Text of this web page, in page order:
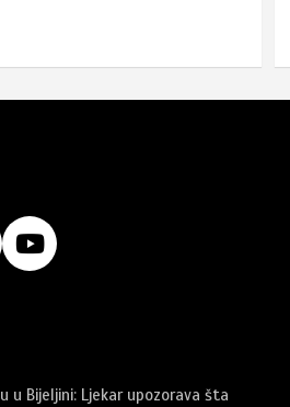
u Bijeljini: Ljekar upozorava šta